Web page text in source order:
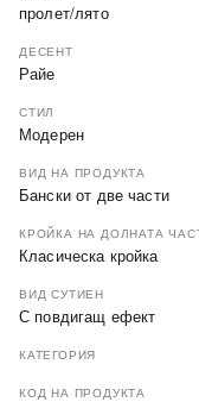
пролет/лято
ДЕСЕНТ
Райе
СТИЛ
Модерен
ВИД НА ПРОДУКТА
Бански от две части
КРОЙКА НА ДОЛНАТА
Класическа кройка
ВИД СУТИЕН
С повдигащ ефект
КАТЕГОРИЯ
КОД НА ПРОДУКТА